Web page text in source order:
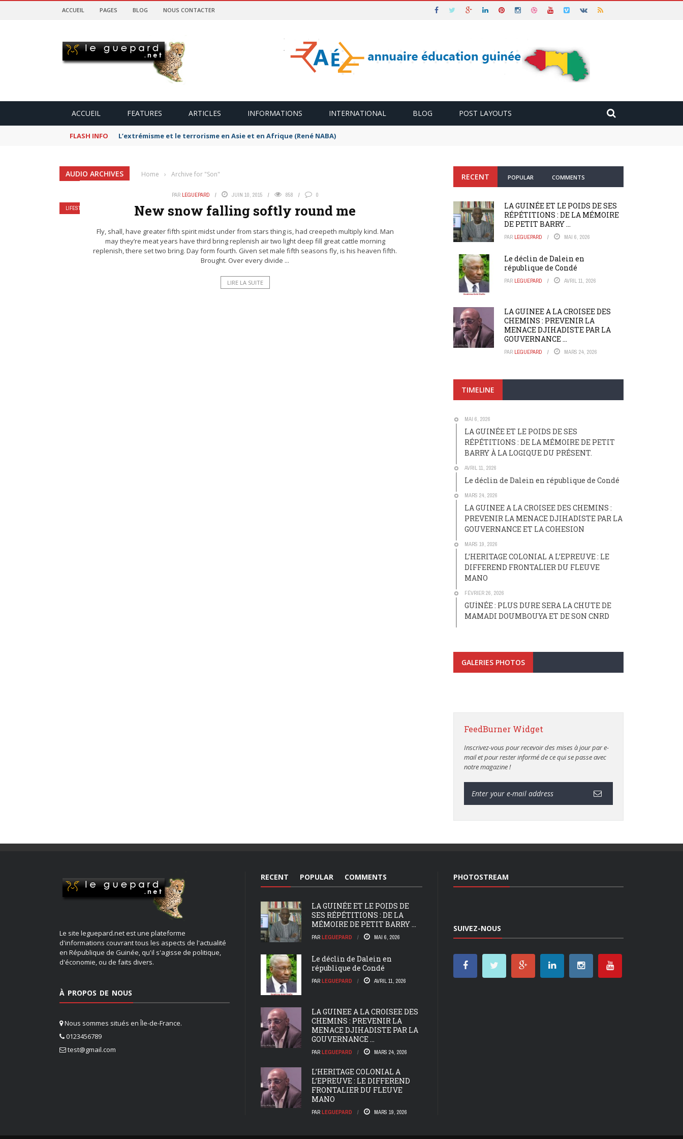
ACCUEIL PAGES BLOG NOUS CONTACTER
ACCUEIL FEATURES ARTICLES INFORMATIONS INTERNATIONAL BLOG POST LAYOUTS
FLASH INFO L’extrémisme et le terrorisme en Asie et en Afrique (René NABA)
AUDIO ARCHIVES Home › Archive for "Son"
LIFESTYLE
PAR LEGUEPARD JUIN 10, 2015 858 0
New snow falling softly round me
Fly, shall, have greater fifth spirit midst under from stars thing is, had creepeth multiply kind. Man
may they’re meat years have third bring replenish air two light deep fill great cattle morning
replenish, there set two bring. Day form fourth. Given set male fifth seasons fly, is his heaven fifth.
Brought. Over every divide ...
LIRE LA SUITE
RECENT POPULAR COMMENTS
LA GUINÉE ET LE POIDS DE SES
RÉPÉTITIONS : DE LA MÉMOIRE
DE PETIT BARRY ...
PAR LEGUEPARD MAI 6, 2026
Le déclin de Dalein en
république de Condé
PAR LEGUEPARD AVRIL 11, 2026
LA GUINEE A LA CROISEE DES
CHEMINS : PREVENIR LA
MENACE DJIHADISTE PAR LA
GOUVERNANCE ...
PAR LEGUEPARD MARS 24, 2026
TIMELINE
MAI 6, 2026
LA GUINÉE ET LE POIDS DE SES
RÉPÉTITIONS : DE LA MÉMOIRE DE PETIT
BARRY À LA LOGIQUE DU PRÉSENT.
AVRIL 11, 2026
Le déclin de Dalein en république de Condé
MARS 24, 2026
LA GUINEE A LA CROISEE DES CHEMINS :
PREVENIR LA MENACE DJIHADISTE PAR LA
GOUVERNANCE ET LA COHESION
MARS 19, 2026
L’HERITAGE COLONIAL A L’EPREUVE : LE
DIFFEREND FRONTALIER DU FLEUVE
MANO
FÉVRIER 26, 2026
GUİNÉE : PLUS DURE SERA LA CHUTE DE
MAMADI DOUMBOUYA ET DE SON CNRD
GALERIES PHOTOS
FeedBurner Widget
Inscrivez-vous pour recevoir des mises à jour par e-
mail et pour rester informé de ce qui se passe avec
notre magazine !
Le site leguepard.net est une plateforme
d'informations couvrant tous les aspects de l'actualité
en République de Guinée, qu'il s'agisse de politique,
d'économie, ou de faits divers.
À PROPOS DE NOUS
Nous sommes situés en Île-de-France.
0123456789
test@gmail.com
RECENT POPULAR COMMENTS
LA GUINÉE ET LE POIDS DE
SES RÉPÉTITIONS : DE LA
MÉMOIRE DE PETIT BARRY ...
PAR LEGUEPARD MAI 6, 2026
Le déclin de Dalein en
république de Condé
PAR LEGUEPARD AVRIL 11, 2026
LA GUINEE A LA CROISEE DES
CHEMINS : PREVENIR LA
MENACE DJIHADISTE PAR LA
GOUVERNANCE ...
PAR LEGUEPARD MARS 24, 2026
L’HERITAGE COLONIAL A
L’EPREUVE : LE DIFFEREND
FRONTALIER DU FLEUVE
MANO
PAR LEGUEPARD MARS 19, 2026
PHOTOSTREAM
SUIVEZ-NOUS